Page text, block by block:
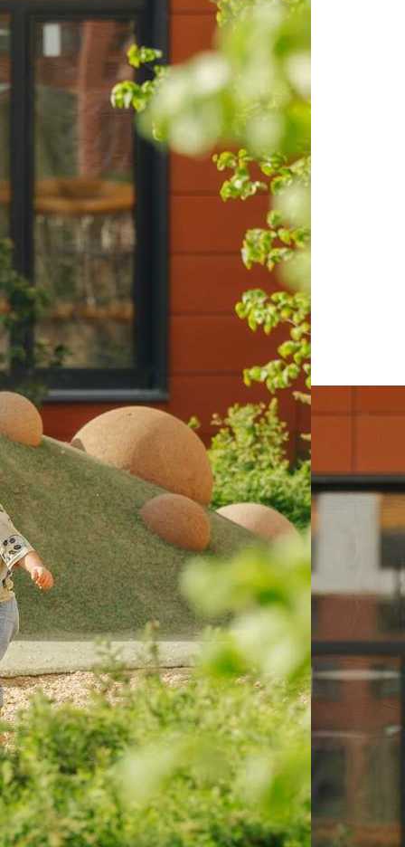
Характеристики помещения
№ объявления
119422
Дата размещения
06.08.2026
деревня Сапроново, , д.1
Этаж
Предлагается
Продажа
Желаемый / подходящий вид деятельности
Не указано
Назначение
Не указано
Размер площади (м2)
3.3
Цена за помещение
392 700 руб.
О помещении